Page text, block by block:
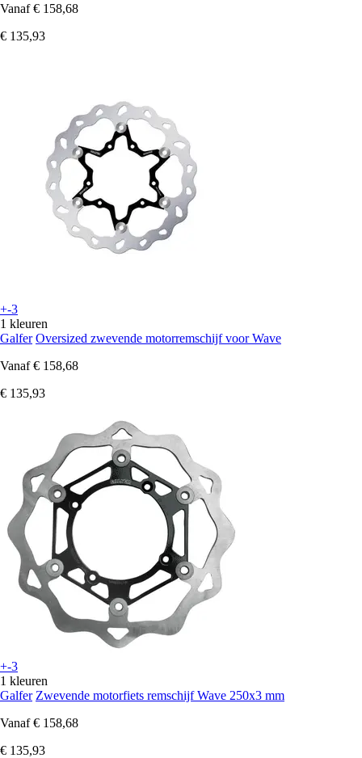
Vanaf € 158,68
€ 135,93
+-3
1 kleuren
Galfer Oversized zwevende motorremschijf voor Wave
Vanaf € 158,68
€ 135,93
+-3
1 kleuren
Galfer Zwevende motorfiets remschijf Wave 250x3 mm
Vanaf € 158,68
€ 135,93